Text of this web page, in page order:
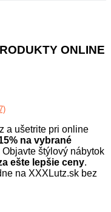
ONLINE
a ušetrite pri online
na vybrané
štýlový nábytok
ešte lepšie ceny.
na XXXLutz.sk bez